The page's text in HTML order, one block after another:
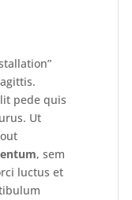
pede quis
Ut
, sem
luctus et